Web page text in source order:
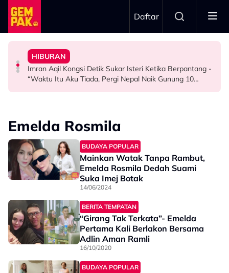
Skip to main content
Daftar
HIBURAN
Diserang Gara-Gara Netizen Salah Orang, Sherry Al
Hadad Terkilan Fizikal Jadi Bahan Hinaan - “Saya Ambil
Masa Bina Nama…”
HIBURAN
Imran Aqil Kongsi Detik Sukar Isteri Ketika Berpantang -
“Waktu Itu Aku Tiada, Pergi Nepal Naik Gunung 10
HIBURAN
Khairul Aming Raih Jualan Lebih RM2 Juta Dalam
Kurang Dua Minit
HIBURAN
“Ada Yang Datang Menyapa, Teresak-Esak Menangis…”
- Noraniza Idris
Emelda Rosmila
BUDAYA POPULAR
Mainkan Watak Tanpa Rambut,
Emelda Rosmila Dedah Suami
Suka Imej Botak
14/06/2024
BERITA TEMPATAN
“Girang Tak Terkata”- Emelda
Pertama Kali Berlakon Bersama
Adlin Aman Ramli
16/10/2020
BUDAYA POPULAR